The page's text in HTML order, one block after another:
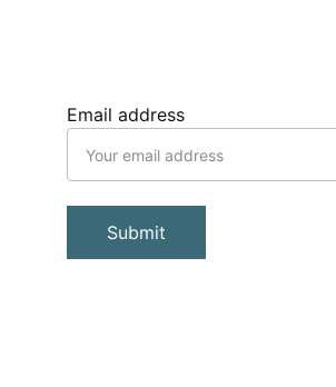
Email address
Submit